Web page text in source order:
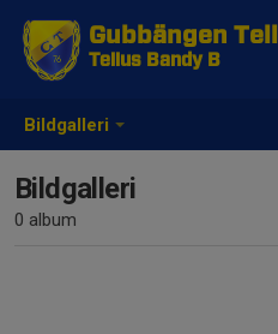
Bildgalleri
Gubbängen
Tellus Bandy B
Bildgalleri
0 album